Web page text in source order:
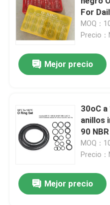
For
MOQ：
Precio
Mejor precio
30oC
anillos
90
MOQ：
Precio
Mejor precio